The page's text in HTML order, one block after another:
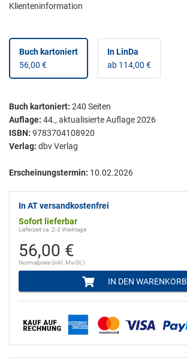
Klienteninformation
Buch kartoniert
56,00 €
In LinDa
ab 114,00 €
Buch kartoniert: 240 Seiten
Auflage: 44., aktualisierte Auflage 2026
ISBN: 9783704108920
Verlag: dbv Verlag
Erscheinungstermin: 10.02.2026
In AT versandkostenfrei
Sofort lieferbar
Lieferzeit ca. 2-3 Werktage
56,00 €
Normalpreis (inkl. MwSt.)
IN DEN WARENKORB